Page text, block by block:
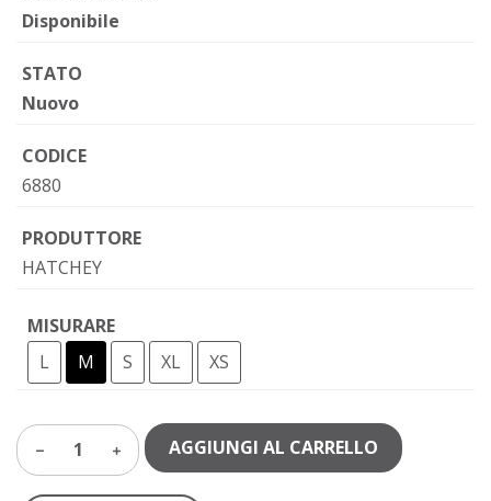
Disponibile
STATO
Nuovo
CODICE
6880
PRODUTTORE
HATCHEY
MISURARE
L
M S XL XS
1 AGGIUNGI AL CARRELLO